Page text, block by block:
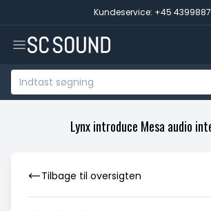
Kundeservice: +45
Lynx introduce Mesa audio
Tilbage til oversigten